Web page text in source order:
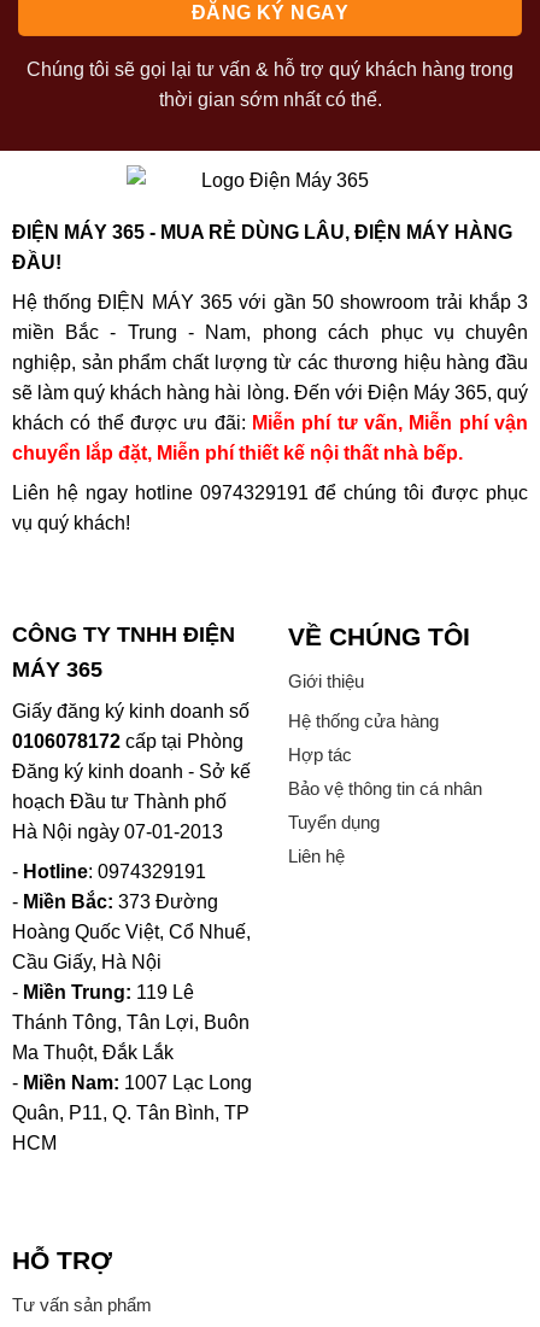
chập điện hoặc hư hỏng linh kiện.
Về vệ sinh, nên lau mặt kính bằng khăn mềm cùng dung
dịch chuyên dụng dành cho bếp từ. Tránh dùng vật cứng
chặt và đảm bảo bếp luôn sạch sẽ, sáng bóng như mới.
9. Lỗi thường gặp ở bếp từ Hafele
Bếp không nhận nồi (nồi không phù hợp).
Báo lỗi do điện áp không ổn định.
Bếp tự ngắt khi quá nhiệt (tính năng bảo vệ).
Chúng tôi sẽ gọi lại tư vấn & hỗ trợ quý khách hàng trong
thời gian sớm nhất có thể.
ĐIỆN MÁY 365 - MUA RẺ DÙNG LÂU, ĐIỆN MÁY HÀNG
ĐẦU!
Hệ thống ĐIỆN MÁY 365 với gần 50 showroom trải khắp 3
miền Bắc - Trung - Nam, phong cách phục vụ chuyên
nghiệp, sản phẩm chất lượng từ các thương hiệu hàng đầu
sẽ làm quý khách hàng hài lòng. Đến với Điện Máy 365, quý
khách có thể được ưu đãi: Miễn phí tư vấn, Miễn phí vận
chuyển lắp đặt, Miễn phí thiết kế nội thất nhà bếp.
Liên hệ ngay hotline 0974329191 để chúng tôi được phục
vụ quý khách!
CÔNG TY TNHH ĐIỆN
MÁY 365
Giấy đăng ký kinh doanh số
0106078172cấp tại Phòng
Đăng ký kinh doanh - Sở kế
hoạch Đầu tư Thành phố
Hà Nội ngày 07-01-2013
- Hotline: 0974329191
- Miền Bắc: 373 Đường
Hoàng Quốc Việt, Cổ Nhuế,
Cầu Giấy, Hà Nội
- Miền Trung: 119 Lê
Thánh Tông, Tân Lợi, Buôn
Ma Thuột, Đắk Lắk
- Miền Nam: 1007 Lạc Long
Quân, P11, Q. Tân Bình, TP
HCM
VỀ CHÚNG TÔI
Giới thiệu
Hệ thống cửa hàng
Hợp tác
Bảo vệ thông tin cá nhân
Tuyển dụng
Liên hệ
HỖ TRỢ
Tư vấn sản phẩm